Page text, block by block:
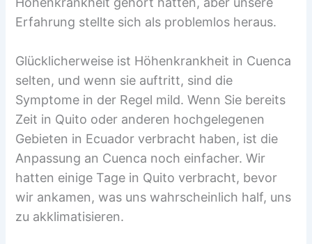
Erfahrung stellte sich als problemlos heraus.
Glücklicherweise ist Höhenkrankheit in Cuenca
selten, und wenn sie auftritt, sind die
Symptome in der Regel mild. Wenn Sie bereits
Zeit in Quito oder anderen hochgelegenen
Gebieten in Ecuador verbracht haben, ist die
Anpassung an Cuenca noch einfacher. Wir
hatten einige Tage in Quito verbracht, bevor
wir ankamen, was uns wahrscheinlich half, uns
zu akklimatisieren.